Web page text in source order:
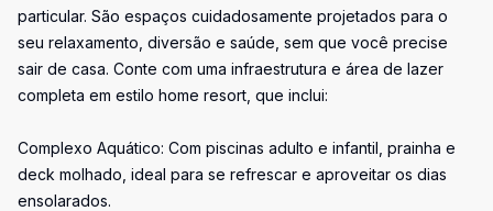
particular. São espaços cuidadosamente projetados para o
seu relaxamento, diversão e saúde, sem que você precise
sair de casa. Conte com uma infraestrutura e área de lazer
completa em estilo home resort, que inclui:
Complexo Aquático: Com piscinas adulto e infantil, prainha e
deck molhado, ideal para se refrescar e aproveitar os dias
ensolarados.